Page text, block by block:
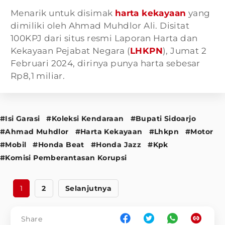
Menarik untuk disimak harta kekayaan yang
dimiliki oleh Ahmad Muhdlor Ali. Disitat
100KPJ dari situs resmi Laporan Harta dan
Kekayaan Pejabat Negara (LHKPN), Jumat 2
Februari 2024, dirinya punya harta sebesar
Rp8,1 miliar.
#Isi Garasi #Koleksi Kendaraan
#Bupati Sidoarjo
#Ahmad Muhdlor
#Harta Kekayaan #Lhkpn
#Motor
#Mobil
#Honda Beat #Honda Jazz
#Kpk
#Komisi Pemberantasan Korupsi
1 2 Selanjutnya
Share